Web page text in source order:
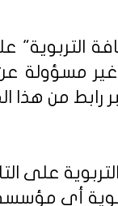
غير مسؤولة
رابط من هذا
على